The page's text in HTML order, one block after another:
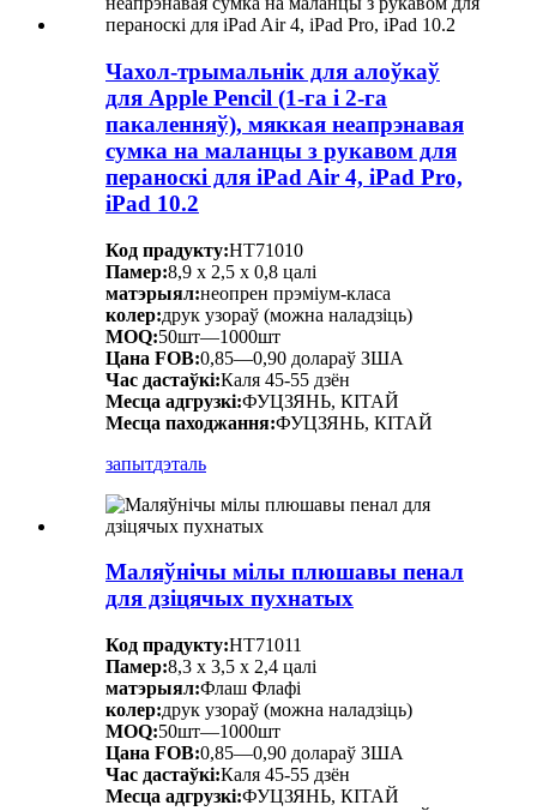
Чахол-трымальнік для алоўкаў
для Apple Pencil (1-га і 2-га
пакаленняў), мяккая неапрэнавая
сумка на маланцы з рукавом для
пераноскі для iPad Air 4, iPad Pro,
iPad 10.2
Код прадукту:HT71010
Памер:8,9 х 2,5 х 0,8 цалі
матэрыял:неопрен прэміум-класа
колер:друк узораў (можна наладзіць)
MOQ:50шт—1000шт
Цана FOB:0,85—0,90 долараў ЗША
Час дастаўкі:Каля 45-55 дзён
Месца адгрузкі:ФУЦЗЯНЬ, КІТАЙ
Месца паходжання:ФУЦЗЯНЬ, КІТАЙ
запытдэталь
Маляўнічы мілы плюшавы пенал
для дзіцячых пухнатых
Код прадукту:HT71011
Памер:8,3 х 3,5 х 2,4 цалі
матэрыял:Флаш Флафі
колер:друк узораў (можна наладзіць)
MOQ:50шт—1000шт
Цана FOB:0,85—0,90 долараў ЗША
Час дастаўкі:Каля 45-55 дзён
Месца адгрузкі:ФУЦЗЯНЬ, КІТАЙ